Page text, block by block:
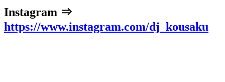
Instagram ⇒
https://www.instagram.com/dj_kousaku